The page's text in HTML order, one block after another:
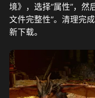
境》，选择“属性”，然
文件完整性”。清理完
新下载。